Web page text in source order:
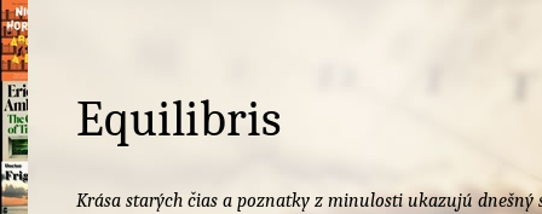
Equilibris
Krása starých čias a poznatky z minulosti ukazujú dnešný